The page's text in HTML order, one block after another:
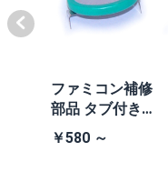
ファミコン補修
部品 タブ付きコ
イン電池(CR203
2)
￥580 ～